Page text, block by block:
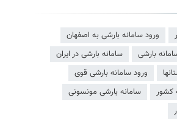
ورود سامانه بارشی به اصفهان
بارشی
سامانه بارشی در ایران
ورود سامانه بارشی قوی
کشور
سامانه بارشی مونسونی